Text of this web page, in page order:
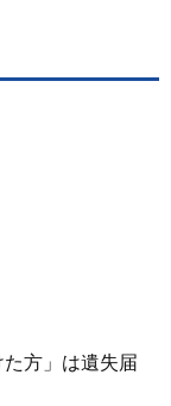
た方」は遺失届